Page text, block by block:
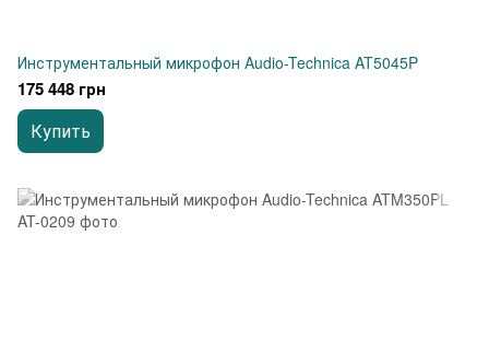
Инструментальный микрофон Audio-Technica AT5045P
175 448 грн
Купить